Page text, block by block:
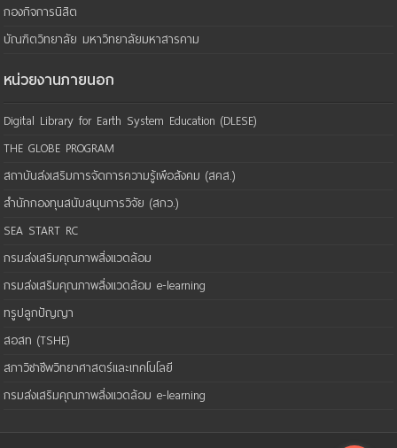
กองกิจการนิสิต
บัณฑิตวิทยาลัย มหาวิทยาลัยมหาสารคาม
หน่วยงานภายนอก
Digital Library for Earth System Education (DLESE)
THE GLOBE PROGRAM
สถาบันส่งเสริมการจัดการความรู้เพือสังคม (สคส.)
สำนักกองทุนสนับสนุนการวิจัย (สกว.)
SEA START RC
กรมส่งเสริมคุณภาพสิ่งแวดล้อม
กรมส่งเสริมคุณภาพสิ่งแวดล้อม e-learning
ทรูปลูกปัญญา
สอสท (TSHE)
สภาวิชาชีพวิทยาศาสตร์และเทคโนโลยี
กรมส่งเสริมคุณภาพสิ่งแวดล้อม e-learning